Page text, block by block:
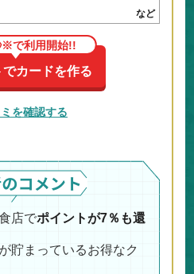
など
カードを作る
※で利用開始!!
を確認する
店でポイントが7％も還
貯まっているお得なク